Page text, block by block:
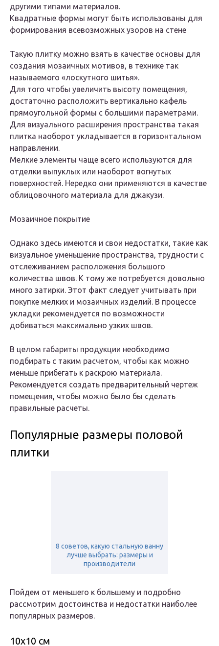
другими типами материалов.
Квадратные формы могут быть использованы для
формирования всевозможных узоров на стене
Такую плитку можно взять в качестве основы для
создания мозаичных мотивов, в технике так
называемого «лоскутного шитья».
Для того чтобы увеличить высоту помещения,
достаточно расположить вертикально кафель
прямоугольной формы с большими параметрами.
Для визуального расширения пространства такая
плитка наоборот укладывается в горизонтальном
направлении.
Мелкие элементы чаще всего используются для
отделки выпуклых или наоборот вогнутых
поверхностей. Нередко они применяются в качестве
облицовочного материала для джакузи.
Мозаичное покрытие
Однако здесь имеются и свои недостатки, такие как
визуальное уменьшение пространства, трудности с
отслеживанием расположения большого
количества швов. К тому же потребуется довольно
много затирки. Этот факт следует учитывать при
покупке мелких и мозаичных изделий. В процессе
укладки рекомендуется по возможности
добиваться максимально узких швов.
В целом габариты продукции необходимо
подбирать с таким расчетом, чтобы как можно
меньше прибегать к раскрою материала.
Рекомендуется создать предварительный чертеж
помещения, чтобы можно было бы сделать
правильные расчеты.
Популярные размеры половой
плитки
8 советов, какую стальную ванну
лучше выбрать: размеры и
производители
Пойдем от меньшего к большему и подробно
рассмотрим достоинства и недостатки наиболее
популярных размеров.
10х10 см